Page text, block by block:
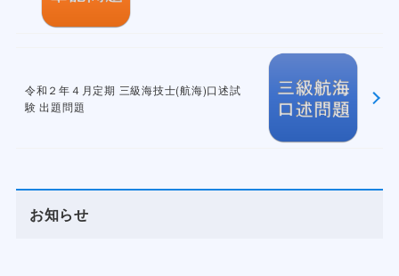
令和２年４月定期 三級海技士(航海)口述試
験 出題問題
お知らせ